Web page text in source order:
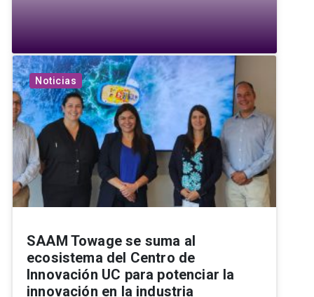
Noticias
SAAM Towage se suma al
ecosistema del Centro de
Innovación UC para potenciar la
innovación en la industria